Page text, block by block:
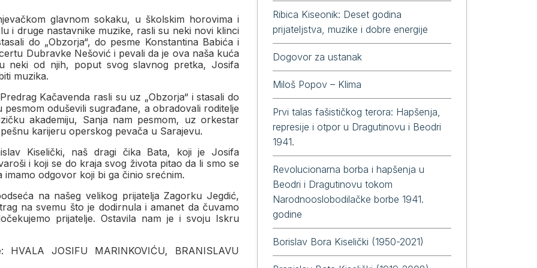
glavnom sokaku, u školskim horovima i
i druge nastavnike muzike, rasli su neki novi klinci
do „Obzorja“, do pesme Konstantina Babića i
Dubravke Nešović i pevali da je ova naša kuća
neki od njih, poput svog slavnog pretka, Josifa
muzika.
Kačavenda rasli su uz „Obzorja“ i stasali do
oduševili sugrađane, a obradovali roditelјe
akademiju, Sanja nam pesmom, uz orkestar
karijeru operskog pevača u Sarajevu.
Kiselički, naš dragi čika Bata, koji je Josifa
i koji se do kraja svog života pitao da li smo se
imamo odgovor koji bi ga činio srećnim.
na našeg velikog prijatelјa Zagorku Jegdić,
na svemu što je dodirnula i amanet da čuvamo
prijatelјe. Ostavila nam je i svoju Iskru
JOSIFU MARINKOVIĆU, BRANISLAVU
Ribica Kiseonik: Deset godina
prijateljstva, muzike i dobre energije
Dogovor za ustanak
Miloš Popov – Klima
Prvi talas fašističkog terora: Hapšenja,
represije i otpor u Dragutinovu i Beodri
1941.
Revolucionarna borba i hapšenja u
Beodri i Dragutinovu tokom
Narodnooslobodilačke borbe 1941.
godine
Borislav Bora Kiselički (1950-2021)